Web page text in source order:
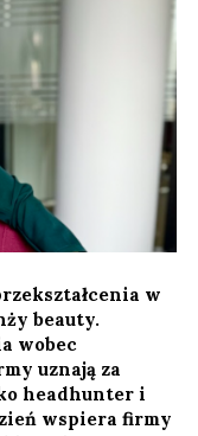
w
beauty.
wobec
uznają za
headhunter i
wspiera firmy